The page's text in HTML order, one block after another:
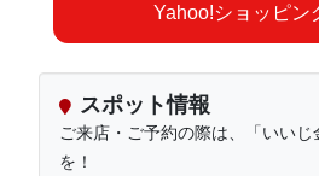
Yahoo!ショッピン
スポット情報
ご来店・ご予約の際は、「いい
を！